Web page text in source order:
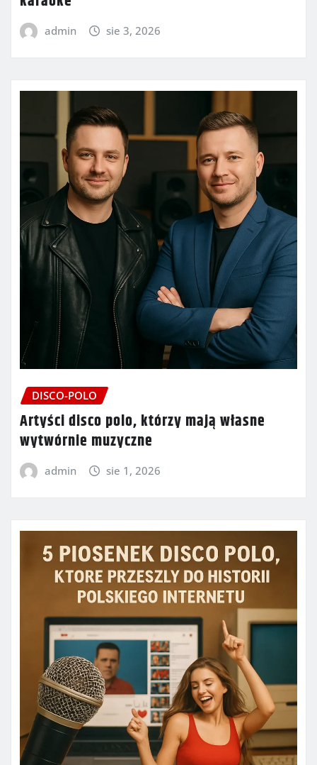
admin sie 3, 2026
DISCO-POLO
Artyści disco polo, którzy mają własne
wytwórnie muzyczne
admin sie 1, 2026